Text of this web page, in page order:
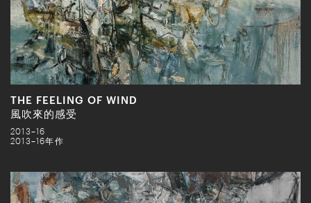
THE FEELING OF WIND
風吹來的感受
2013–16
2013–16年作